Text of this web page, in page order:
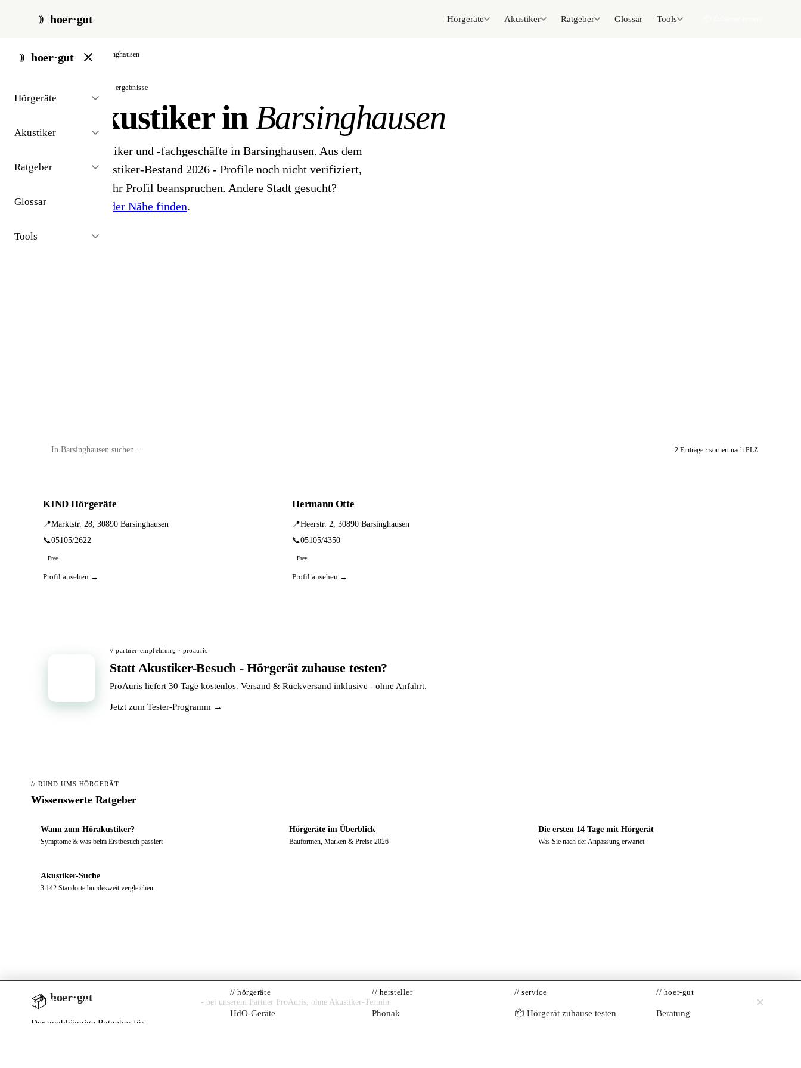
hoer·gut Hörgeräte Akustiker Ratgeber Glossar Tools
hoer·gut
Hörgeräte
Akustiker
Ratgeber
Glossar
Tools
start / akustiker / barsinghausen
// stadt · barsinghausen · 2 ergebnisse
Hörakustiker inBarsinghausen
2 Hörgeräteakustiker und -fachgeschäfte in Barsinghausen. Aus dem
öffentlichen Akustiker-Bestand 2026 - Profile noch nicht verifiziert,
Inhaber können ihr Profil beanspruchen. Andere Stadt gesucht?
Hörakustiker in der Nähe finden.
2 Einträge · sortiert nach PLZ
KIND Hörgeräte
📍Marktstr. 28, 30890 Barsinghausen
📞05105/2622
Free
Profil ansehen →
Hermann Otte
📍Heerstr. 2, 30890 Barsinghausen
📞05105/4350
Free
Profil ansehen →
// partner-empfehlung · proauris
Statt Akustiker-Besuch - Hörgerät zuhause testen?
ProAuris liefert 30 Tage kostenlos. Versand & Rückversand inklusive - ohne Anfahrt.
Jetzt zum Tester-Programm →
// RUND UMS HÖRGERÄT
Wissenswerte Ratgeber
Wann zum Hörakustiker?
Symptome & was beim Erstbesuch passiert
Hörgeräte im Überblick
Bauformen, Marken & Preise 2026
Die ersten 14 Tage mit Hörgerät
Was Sie nach der Anpassung erwartet
Akustiker-Suche
3.142 Standorte bundesweit vergleichen
hoer·gut
Der unabhängige Ratgeber für
// hörgeräte
HdO-Geräte
// hersteller
Phonak
// service
📦 Hörgerät zuhause testen
// hoer-gut
Beratung
📦 Hörgerät 30 Tage kostenlos zuhause testen - bei unserem Partner ProAuris, ohne Akustiker-Termin ×